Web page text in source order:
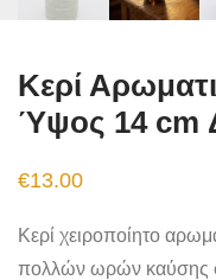
Κερί
Ύψος 14 cm
€13.00
Κερί χειροποίητο
πολλών ωρών καύσης